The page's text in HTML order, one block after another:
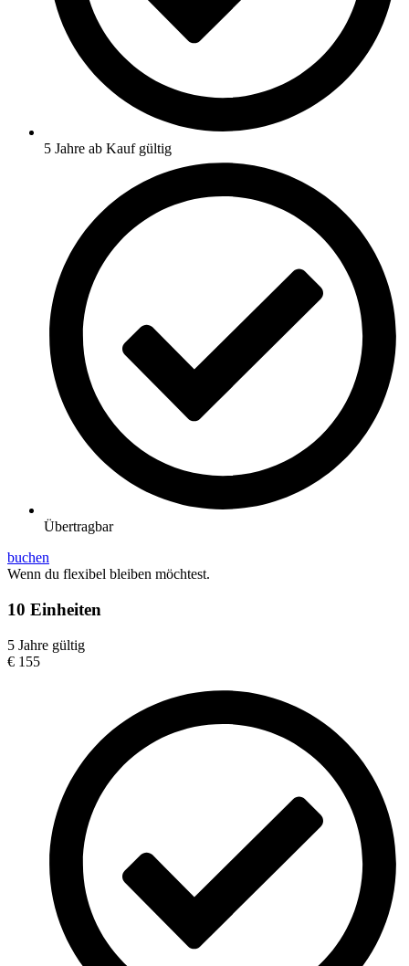
5 Jahre ab Kauf gültig
Übertragbar
buchen
Wenn du flexibel bleiben möchtest.
10 Einheiten
5 Jahre gültig
€ 155